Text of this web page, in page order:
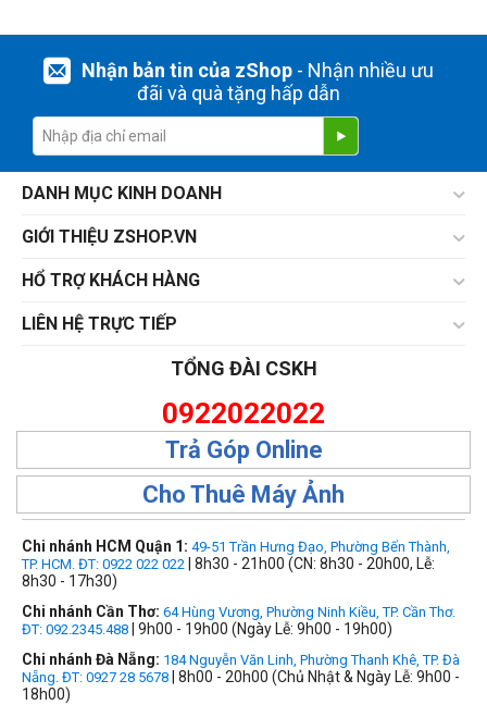
Nhận bản tin của zShop- Nhận nhiều ưu
đãi và quà tặng hấp dẫn
DANH MỤC KINH DOANH
GIỚI THIỆU ZSHOP.VN
HỔ TRỢ KHÁCH HÀNG
LIÊN HỆ TRỰC TIẾP
TỔNG ĐÀI CSKH
0922022022
Trả Góp Online
Cho Thuê Máy Ảnh
Chi nhánh HCM Quận 1: 49-51 Trần Hưng Đạo, Phường Bến Thành,
TP. HCM. ĐT: 0922 022 022 | 8h30 - 21h00 (CN: 8h30 - 20h00, Lễ:
8h30 - 17h30)
Chi nhánh Cần Thơ: 64 Hùng Vương, Phường Ninh Kiều, TP. Cần Thơ.
ĐT: 092.2345.488 | 9h00 - 19h00 (Ngày Lễ: 9h00 - 19h00)
Chi nhánh Đà Nẵng: 184 Nguyễn Văn Linh, Phường Thanh Khê, TP. Đà
Nẵng. ĐT: 0927 28 5678 | 8h00 - 20h00 (Chủ Nhật & Ngày Lễ: 9h00 -
18h00)